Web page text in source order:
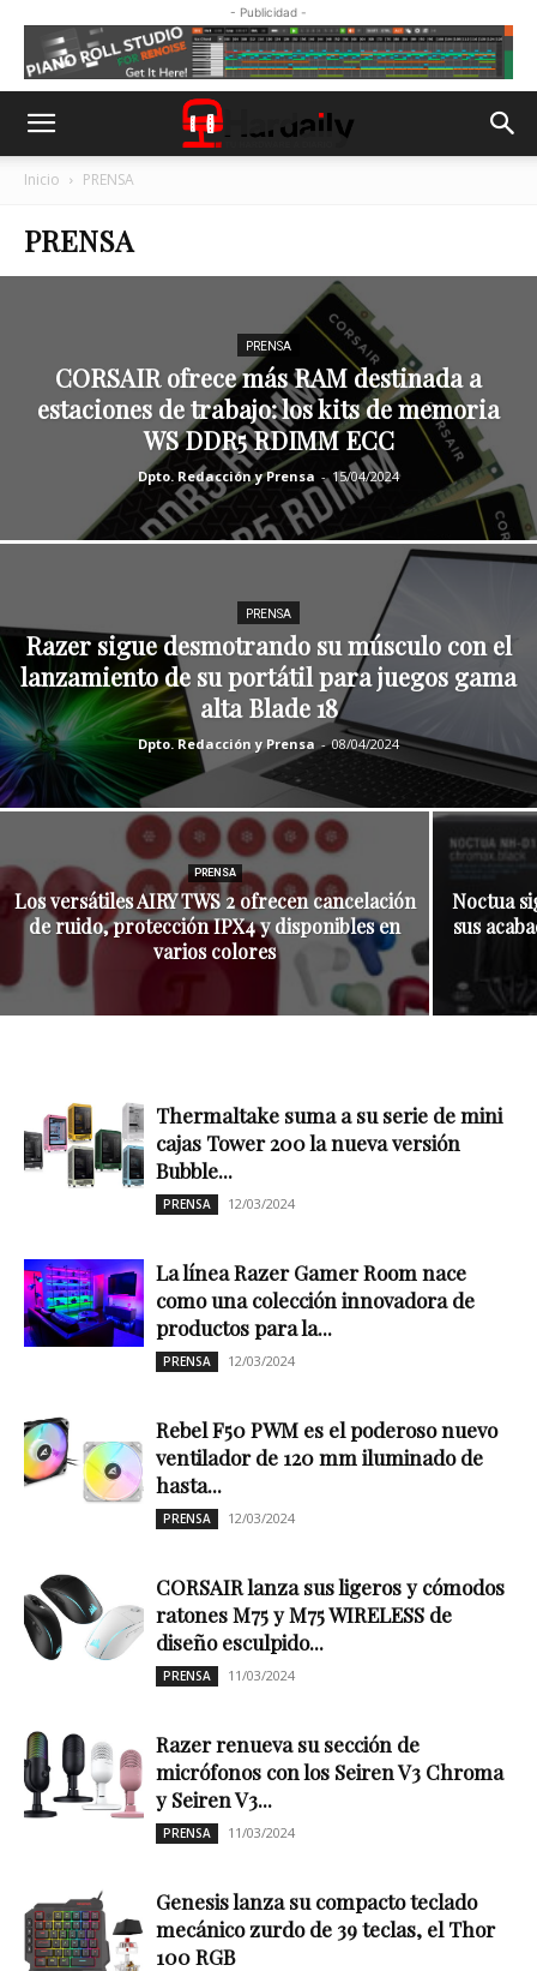
- Publicidad -
Inicio PRENSA
PRENSA
PRENSA
CORSAIR ofrece más RAM destinada a
estaciones de trabajo: los kits de memoria
WS DDR5 RDIMM ECC
Dpto. Redacción y Prensa - 15/04/2024
PRENSA
Razer sigue desmotrando su músculo con el
lanzamiento de su portátil para juegos gama
alta Blade 18
Dpto. Redacción y Prensa - 08/04/2024
PRENSA
Los versátiles AIRY TWS 2 ofrecen cancelación
de ruido, protección IPX4 y disponibles en
varios colores
Noctua
sus
Thermaltake suma a su serie de mini
cajas Tower 200 la nueva versión
Bubble...
PRENSA 12/03/2024
La línea Razer Gamer Room nace
como una colección innovadora de
productos para la...
PRENSA 12/03/2024
Rebel F50 PWM es el poderoso nuevo
ventilador de 120 mm iluminado de
hasta...
PRENSA 12/03/2024
CORSAIR lanza sus ligeros y cómodos
ratones M75 y M75 WIRELESS de
diseño esculpido...
PRENSA 11/03/2024
Razer renueva su sección de
micrófonos con los Seiren V3 Chroma
y Seiren V3...
PRENSA 11/03/2024
Genesis lanza su compacto teclado
mecánico zurdo de 39 teclas, el Thor
100 RGB